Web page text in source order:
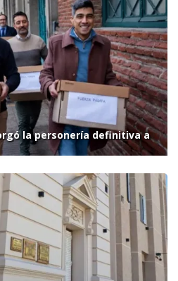
la personería definitiva a